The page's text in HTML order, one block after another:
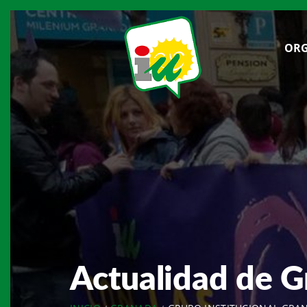
Actualidad de